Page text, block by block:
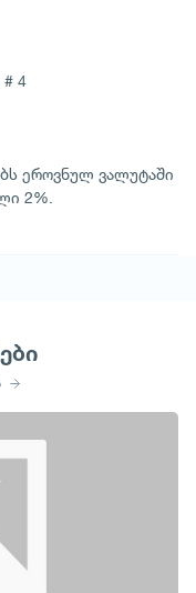
4
ეროვნულ ვალუტაში
2%.